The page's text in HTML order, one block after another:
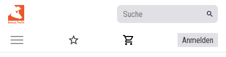
Anmelden